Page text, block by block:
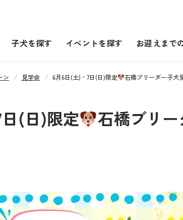
子犬を探す イベントを探す お迎えまで
ン 見学会 6月6日(土)・7日(日)限定 石橋ブリーダー子犬
(日)限定 石橋ブリ